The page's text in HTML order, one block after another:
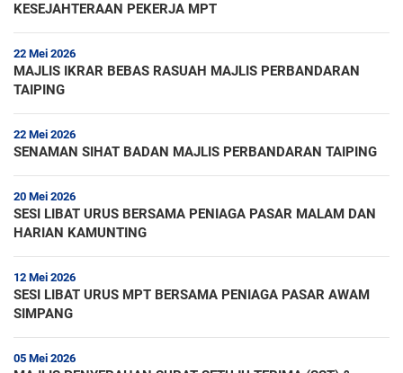
KESEJAHTERAAN PEKERJA MPT
22 Mei 2026
MAJLIS IKRAR BEBAS RASUAH MAJLIS PERBANDARAN
TAIPING
22 Mei 2026
SENAMAN SIHAT BADAN MAJLIS PERBANDARAN TAIPING
20 Mei 2026
SESI LIBAT URUS BERSAMA PENIAGA PASAR MALAM DAN
HARIAN KAMUNTING
12 Mei 2026
SESI LIBAT URUS MPT BERSAMA PENIAGA PASAR AWAM
SIMPANG
05 Mei 2026